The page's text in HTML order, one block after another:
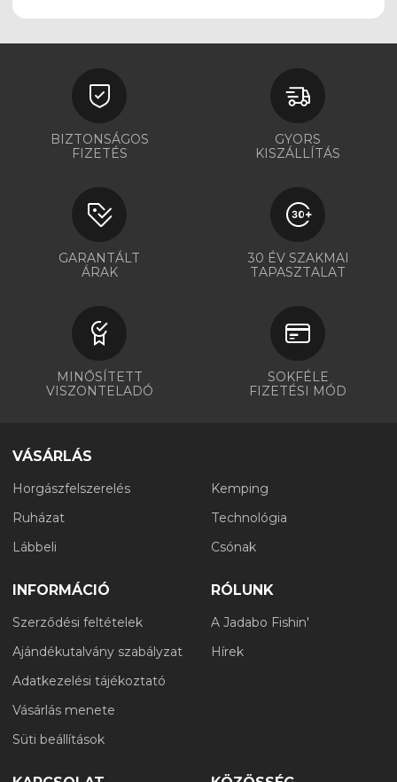
BIZTONSÁGOS
FIZETÉS
GYORS
KISZÁLLÍTÁS
GARANTÁLT
ÁRAK
30 ÉV SZAKMAI
TAPASZTALAT
MINŐSÍTETT
VISZONTELADÓ
SOKFÉLE
FIZETÉSI MÓD
VÁSÁRLÁS
Horgászfelszerelés
Ruházat
Lábbeli
Kemping
Technológia
Csónak
INFORMÁCIÓ
Szerződési feltételek
Ajándékutalvány szabályzat
Adatkezelési tájékoztató
Vásárlás menete
Süti beállítások
RÓLUNK
A Jadabo Fishin'
Hírek